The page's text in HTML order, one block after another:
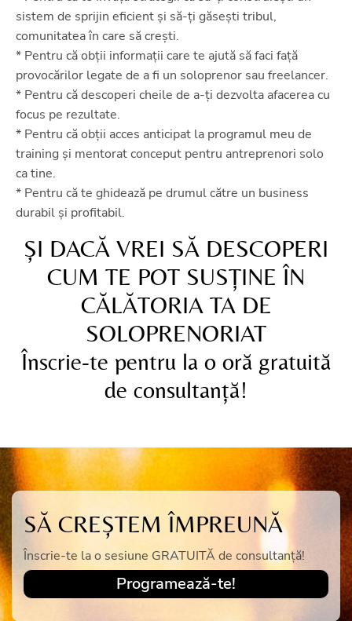
sistem de sprijin eficient și să-ți găsești tribul,
comunitatea în care să crești.
* Pentru că obții informații care te ajută să faci față
provocărilor legate de a fi un soloprenor sau freelancer.
* Pentru că descoperi cheile de a-ți dezvolta afacerea cu
focus pe rezultate.
* Pentru că obții acces anticipat la programul meu de
training și mentorat conceput pentru antreprenori solo
ca tine.
* Pentru că te ghidează pe drumul către un business
durabil și profitabil.
ȘI DACĂ VREI SĂ DESCOPERI
CUM TE POT SUSȚINE ÎN
CĂLĂTORIA TA DE
SOLOPRENORIAT
Înscrie-te pentru la o oră gratuită
de consultanță!
SĂ CREȘTEM ÎMPREUNĂ
Înscrie-te la o sesiune GRATUITĂ de consultanță!
Programează-te!